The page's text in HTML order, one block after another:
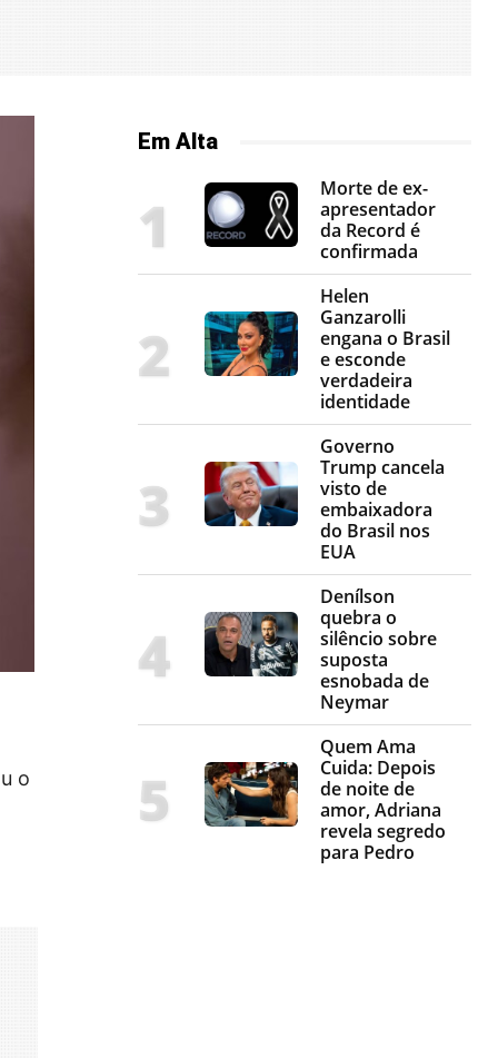
o
Em Alta
Morte de ex-
apresentador
da Record é
confirmada
Helen
Ganzarolli
engana o Brasil
e esconde
verdadeira
identidade
Governo
Trump cancela
visto de
embaixadora
do Brasil nos
EUA
Denílson
quebra o
silêncio sobre
suposta
esnobada de
Neymar
Quem Ama
Cuida: Depois
de noite de
amor, Adriana
revela segredo
para Pedro